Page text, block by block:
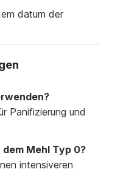
datum der
Panifizierung und
Mehl Typ 0?
intensiveren